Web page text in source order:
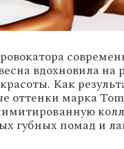
вдохновила на
Как
оттенки марка
губных помад и